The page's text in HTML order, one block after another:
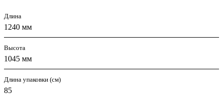
Длина
1240 мм
Высота
1045 мм
Длина упаковки (см)
85